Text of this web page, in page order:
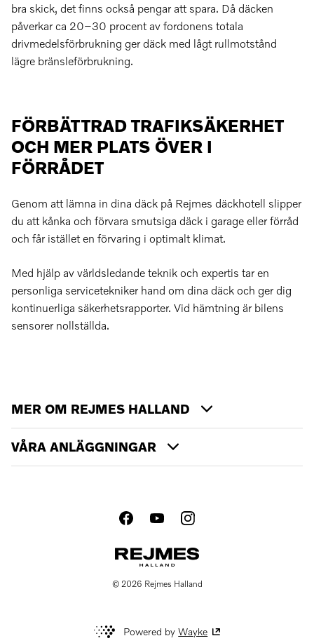
bra skick, det finns också pengar att spara. Då däcken
påverkar ca 20–30 procent av fordonens totala
drivmedelsförbrukning ger däck med lågt rullmotstånd
lägre bränsleförbrukning.
FÖRBÄTTRAD TRAFIKSÄKERHET
OCH MER PLATS ÖVER I
FÖRRÅDET
Genom att lämna in dina däck på Rejmes däckhotell slipper
du att kånka och förvara smutsiga däck i garage eller förråd
och får istället en förvaring i optimalt klimat.
Med hjälp av världsledande teknik och expertis tar en
personliga servicetekniker hand om dina däck och ger dig
kontinuerliga säkerhetsrapporter. Vid hämtning är bilens
sensorer nollställda.
MER OM REJMES HALLAND
VÅRA ANLÄGGNINGAR
© 2026 Rejmes Halland
Powered byWayke